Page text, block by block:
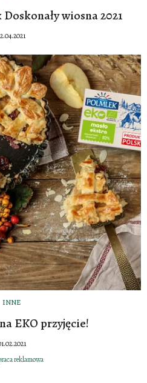
wiosna 2021
INNE
EKO przyjęcie!
reklamowa